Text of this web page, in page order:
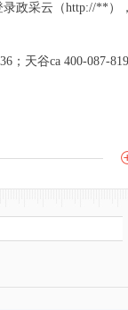
政采云（http://**
；天谷ca 400-087-